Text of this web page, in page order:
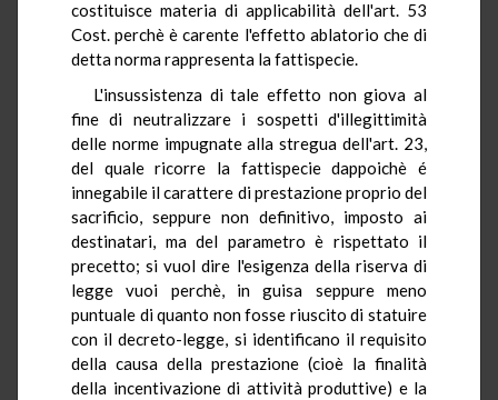
costituisce materia di applicabilità dell'art. 53
Cost. perchè è carente l'effetto ablatorio che di
detta norma rappresenta la fattispecie.
L'insussistenza di tale effetto non giova al
fine di neutralizzare i sospetti d'illegittimità
delle norme impugnate alla stregua dell'art. 23,
del quale ricorre la fattispecie dappoichè é
innegabile il carattere di prestazione proprio del
sacrificio, seppure non definitivo, imposto ai
destinatari, ma del parametro è rispettato il
precetto; si vuol dire l'esigenza della riserva di
legge vuoi perchè, in guisa seppure meno
puntuale di quanto non fosse riuscito di statuire
con il decreto-legge, si identificano il requisito
della causa della prestazione (cioè la finalità
della incentivazione di attività produttive) e la